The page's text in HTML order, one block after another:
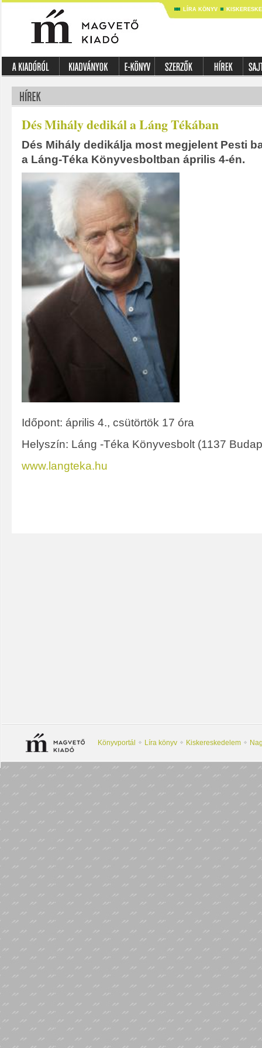
LÍRA KÖNYV
Dés Mihály dedikál a Láng Tékában
Dés Mihály dedikálja most megjelent Pesti
a Láng-Téka Könyvesboltban április 4-én.
Időpont: április 4., csütörtök 17 óra
Helyszín: Láng -Téka Könyvesbolt (1137
www.langteka.hu
Könyvportál Líra könyv Kiskereskedelem